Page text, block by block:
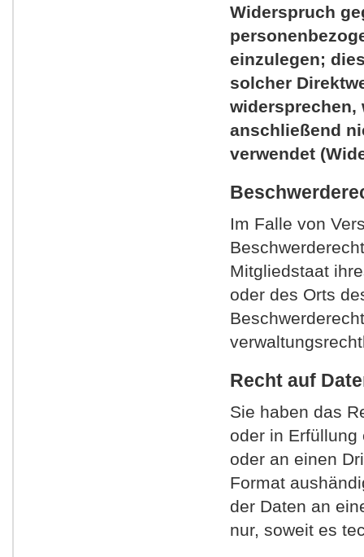
Widerspruch
einzulegen;
solcher
widersprechen,
anschließend
verwendet
Im Falle von
Mitgliedstaat
oder des Orts
Recht auf
Sie haben das
oder in
oder an einen
Format
der Daten an
nur, soweit es